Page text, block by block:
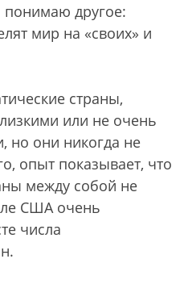
понимаю другое:
мир на «своих» и
страны,
или не очень
но они никогда не
опыт показывает, что
между собой не
США очень
числа